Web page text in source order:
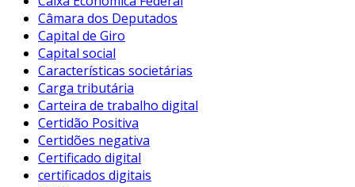
Câmara dos Deputados
Capital de Giro
Capital social
Características societárias
Carga tributária
Carteira de trabalho digital
Certidão Positiva
Certidões negativa
Certificado digital
certificados digitais